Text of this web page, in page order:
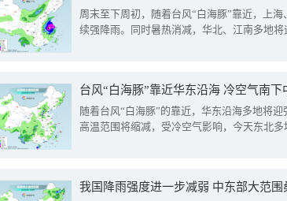
周末至下周初，随着台风“白海豚”靠近，上
续强降雨。同时暑热消减，华北、江南多地将
台风“白海豚”靠近华东沿海 冷空气南
随着台风“白海豚”的靠近，华东沿海多地将
高温范围将缩减，受冷空气影响，今天东北多